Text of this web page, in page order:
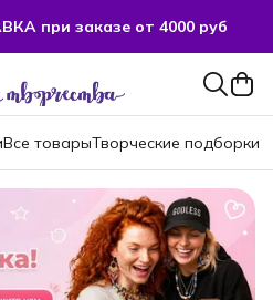
при заказе от 4000 руб
Все товарыТворческие подборки